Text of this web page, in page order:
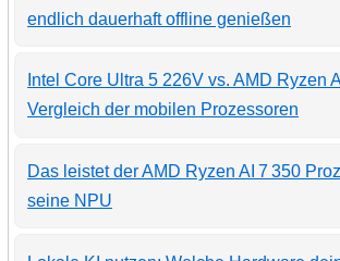
endlich dauerhaft offline genießen
Intel Core Ultra 5 226V vs. AMD Ryzen
Vergleich der mobilen Prozessoren
Das leistet der AMD Ryzen AI 7 350
seine NPU